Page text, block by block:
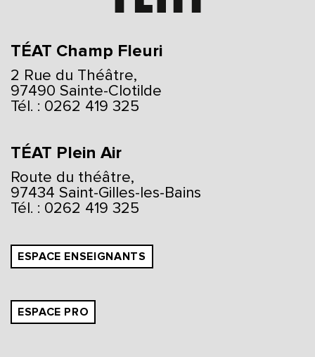
TÉAT Champ Fleuri
2 Rue du Théâtre,
97490 Sainte-Clotilde
Tél. : 0262 419 325
TÉAT Plein Air
Route du théâtre,
97434 Saint-Gilles-les-Bains
Tél. : 0262 419 325
ESPACE ENSEIGNANTS
ESPACE PRO